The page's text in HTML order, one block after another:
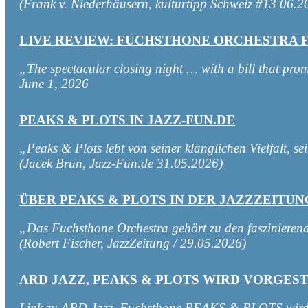
(Frank v. Niederhäusern, kulturtipp Schweiz #13
LIVE REVIEW: FUCHSTHONE
„The spectacular closing night … with a bill that
June 1, 2026
PEAKS & PLOTS IN JAZZ-FUN.DE
„Peaks & Plots lebt von seiner klanglichen Vielfalt,
(Jacek Brun, Jazz-Fun.de 31.05.2026)
ÜBER PEAKS & PLOTS IN DER
„Das Fuchsthone Orchestra gehört zu den
(Robert Fischer, JazzZeitung / 29.05.2026)
ARD JAZZ, PEAKS & PLOTS WIRD